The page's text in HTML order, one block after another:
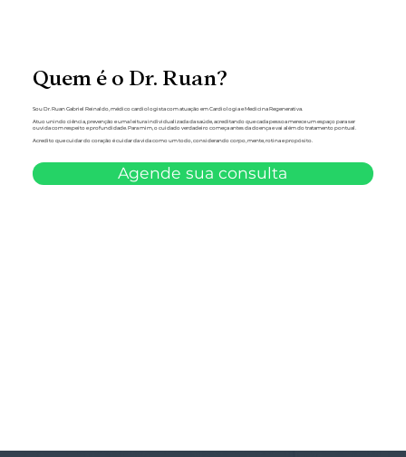
Quem é o Dr. Ruan?
Sou Dr. Ruan Gabriel Reinaldo, médico cardiologista com atuação em Cardiologia e Medicina Regenerativa.
Atuo unindo ciência, prevenção e uma leitura individualizada da saúde, acreditando que cada pessoa merece um espaço para ser
ouvida com respeito e profundidade. Para mim, o cuidado verdadeiro começa antes da doença e vai além do tratamento pontual.
Acredito que cuidar do coração é cuidar da vida como um todo, considerando corpo, mente, rotina e propósito.
Agende sua consulta